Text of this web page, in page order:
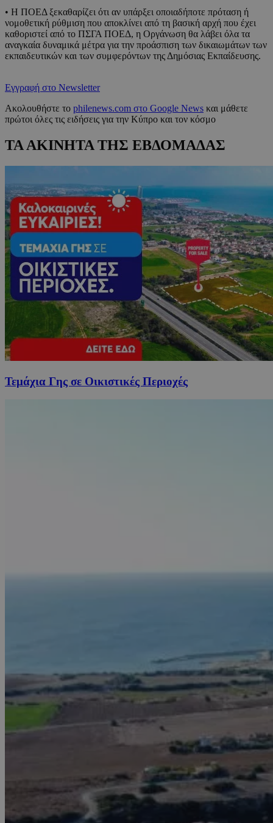
• Η ΠΟΕΔ ξεκαθαρίζει ότι αν υπάρξει οποιαδήποτε πρόταση ή
νομοθετική ρύθμιση που αποκλίνει από τη βασική αρχή που έχει
καθοριστεί από το ΠΣΓΑ ΠΟΕΔ, η Οργάνωση θα λάβει όλα τα
αναγκαία δυναμικά μέτρα για την προάσπιση των δικαιωμάτων των
εκπαιδευτικών και των συμφερόντων της Δημόσιας Εκπαίδευσης.
Εγγραφή στο Newsletter
Ακολουθήστε το philenews.com στο Google News και μάθετε
πρώτοι όλες τις ειδήσεις για την Κύπρο και τον κόσμο
ΤΑ ΑΚΙΝΗΤΑ ΤΗΣ ΕΒΔΟΜΑΔΑΣ
Τεμάχια Γης σε Οικιστικές Περιοχές